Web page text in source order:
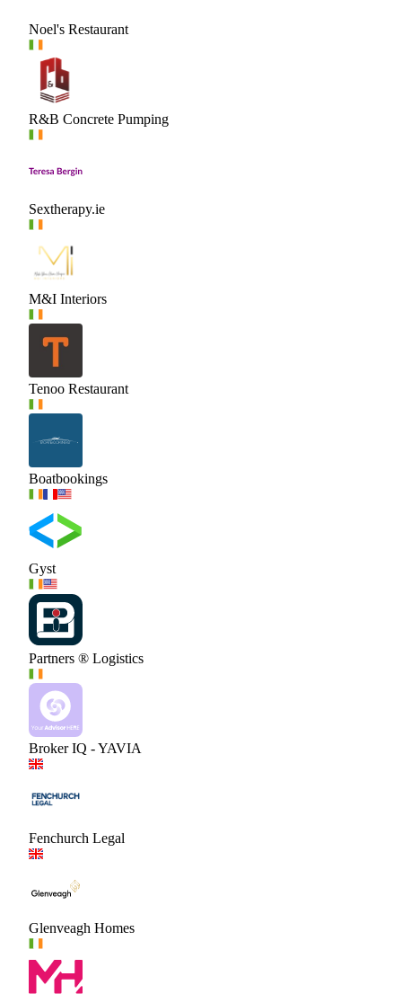
Noel's Restaurant
R&B Concrete Pumping
Sextherapy.ie
M&I Interiors
Tenoo Restaurant
Boatbookings
Gyst
Partners ® Logistics
Broker IQ - YAVIA
Fenchurch Legal
Glenveagh Homes